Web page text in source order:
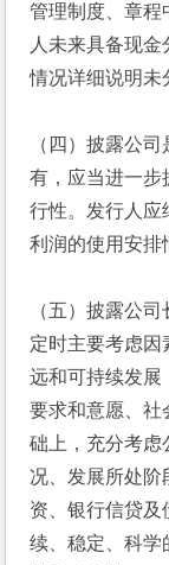
管理制度、章程
人未来具备现
情况详细说明未
（四）披露公
有，应当进一步
行性。发行人应
利润的使用安排
（五）披露公
定时主要考虑因
远和可持续发展
要求和意愿、社
础上，充分考虑
况、发展所处阶
资、银行信贷及
续、稳定、科学